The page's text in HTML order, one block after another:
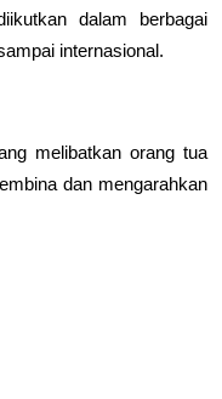
dalam berbagai
internasional.
melibatkan orang tua
dan mengarahkan